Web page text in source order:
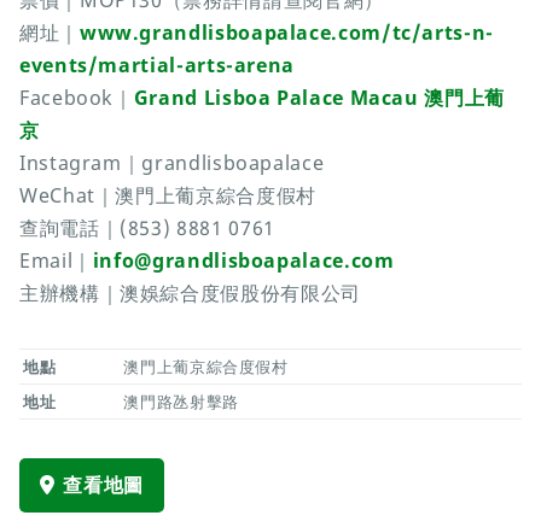
網址｜ www.grandlisboapalace.com/tc/arts-n-
events/martial-arts-arena
Facebook｜ Grand Lisboa Palace Macau 澳門上葡
京
Instagram｜grandlisboapalace
WeChat｜澳門上葡京綜合度假村
查詢電話｜(853) 8881 0761
Email｜ info@grandlisboapalace.com
主辦機構｜澳娛綜合度假股份有限公司
地點
澳門上葡京綜合度假村
地址
澳門路氹射擊路
查看地圖